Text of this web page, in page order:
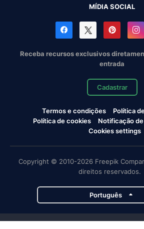
MÍDIA SOCIAL
Receba recursos exclusivos
entrada
Cadastrar
Termos e condições
Política
Política de cookies
Notificação
Cookies settings
Copyright © 2010-2026 Freepik
direitos reservados.
Português